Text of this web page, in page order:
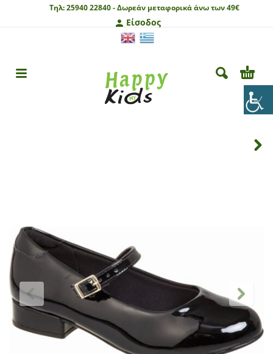
Τηλ:25940 22840 -Δωρεάν μεταφορικά άνω των 49€
Είσοδος